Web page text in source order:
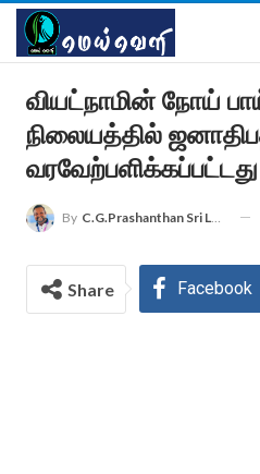
வியட்நாமின் நோய்
நிலையத்தில்
வரவேற்பளிக்கப்பட்டது
By C.G.Prashanthan Sri Lanka - Colombo Reporter For MEIVELI
Share Facebook